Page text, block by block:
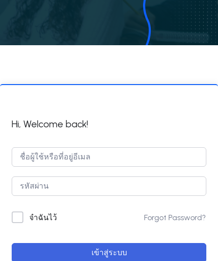
Hi, Welcome back!
จำฉันไว้ Forgot Password?
เข้าสู่ระบบ